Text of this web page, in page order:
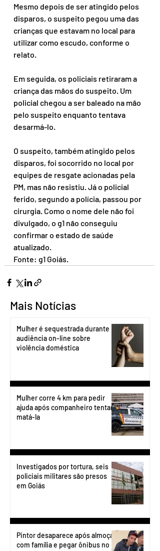
Mesmo depois de ser atingido pelos
disparos, o suspeito pegou uma das
crianças que estavam no local para
utilizar como escudo, conforme o
relato.
Em seguida, os policiais retiraram a
criança das mãos do suspeito. Um
policial chegou a ser baleado na mão
pelo suspeito enquanto tentava
desarmá-lo.
O suspeito, também atingido pelos
disparos, foi socorrido no local por
equipes de resgate acionadas pela
PM, mas não resistiu. Já o policial
ferido, segundo a polícia, passou por
cirurgia. Como o nome dele não foi
divulgado, o g1 não conseguiu
confirmar o estado de saúde
atualizado.
Fonte: g1 Goiás.
Mais Notícias
Mulher é sequestrada durante
audiência on-line sobre
violência doméstica
Mulher corre 4 km para pedir
ajuda após companheiro tentar
matá-la
Investigados por tortura, seis
policiais militares são presos
em Goiás
Pintor desaparece após almoçar
com família e pegar ônibus no